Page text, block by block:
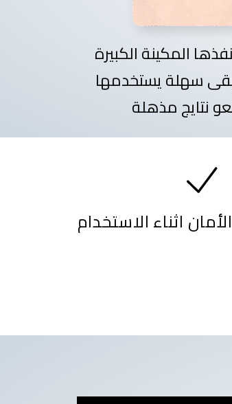
المكينة الكبيرة
سهلة يستخدمها
نتايج مذهلة
اثناء الاستخدام